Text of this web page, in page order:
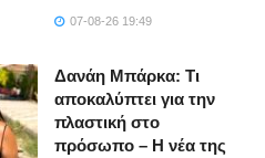
07-08-26 19:49
Δανάη Μπάρκα: Τι
αποκαλύπτει για την
πλαστική στο
πρόσωπο – Η νέα της